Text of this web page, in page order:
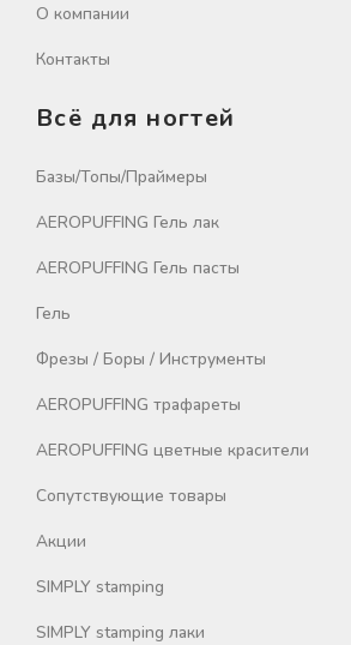
О компании
Контакты
Всё для ногтей
Базы/Топы/Праймеры
AEROPUFFING Гель лак
AEROPUFFING Гель пасты
Гель
Фрезы / Боры / Инструменты
AEROPUFFING трафареты
AEROPUFFING цветные красители
Сопутствующие товары
Акции
SIMPLY stamping
SIMPLY stamping лаки